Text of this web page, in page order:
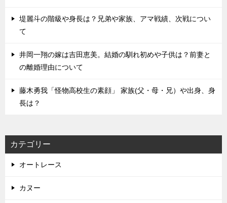
堤麗斗の階級や身長は？兄弟や家族、アマ戦績、次戦につい
て
井岡一翔の嫁は吉田恵美。結婚の馴れ初めや子供は？前妻と
の離婚理由について
藤木勇我「怪物高校生の素顔」 家族(父・母・兄）や出身、身
長は？
カテゴリー
オートレース
カヌー